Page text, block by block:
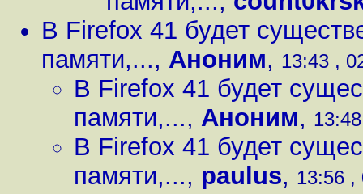
В Firefox 41 будет
памяти,..., Аноним, 13:43 ,
В Firefox 41 будет
памяти,..., Аноним,
В Firefox 41 будет
памяти,..., paulus, 13:56